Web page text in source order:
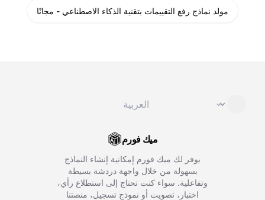
مولد نماذج رفع التقييمات بتقنية الذكاء الاصطناعي - مجانًا
⌄
ميك فورم
يوفر لك ميك فورم إمكانية إنشاء النماذج
بسهولة من خلال واجهة دردشة بسيطة
وتفاعلية. سواء كنت تحتاج إلى استطلاع رأي،
اختبار، تصويت أو نموذج تسجيل، منصتنا